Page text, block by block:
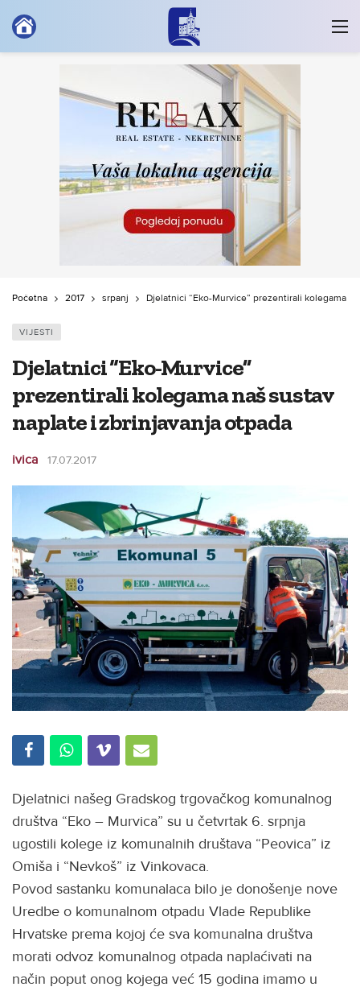
Početna 2017 srpanj Djelatnici “Eko-Murvice” prezentirali kolegama
VIJESTI
Djelatnici “Eko-Murvice”
prezentirali kolegama naš sustav
naplate i zbrinjavanja otpada
ivica 17.07.2017
Djelatnici našeg Gradskog trgovačkog komunalnog
društva “Eko – Murvica” su u četvrtak 6. srpnja
ugostili kolege iz komunalnih društava “Peovica” iz
Omiša i “Nevkoš” iz Vinkovaca.
Povod sastanku komunalaca bilo je donošenje nove
Uredbe o komunalnom otpadu Vlade Republike
Hrvatske prema kojoj će sva komunalna društva
morati odvoz komunalnog otpada naplaćivati na
način poput onog kojega već 15 godina imamo u